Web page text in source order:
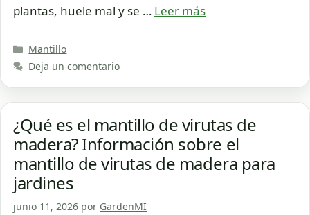
plantas, huele mal y se … Leer más
Categorías
Mantillo
Deja un comentario
¿Qué es el mantillo de virutas de
madera? Información sobre el
mantillo de virutas de madera para
jardines
junio 11, 2026 por GardenMI